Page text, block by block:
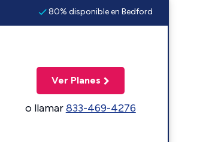
80% disponible en Bedford
Ver Planes
o llamar833-469-4276